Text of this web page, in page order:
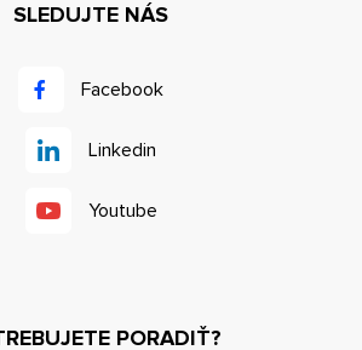
SLEDUJTE NÁS
Facebook
Linkedin
Youtube
PORADIŤ?